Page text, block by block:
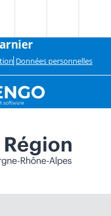
Données personnelles